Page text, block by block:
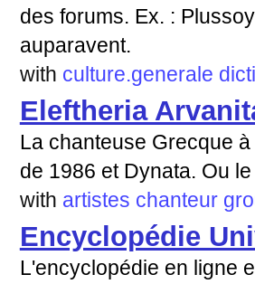
des forums. Ex. :
auparavent.
with culture.generale
Eleftheria
La chanteuse Grecque
de 1986 et Dynata. Ou
with artistes chanteur
Encyclopédie
L'encyclopédie en ligne